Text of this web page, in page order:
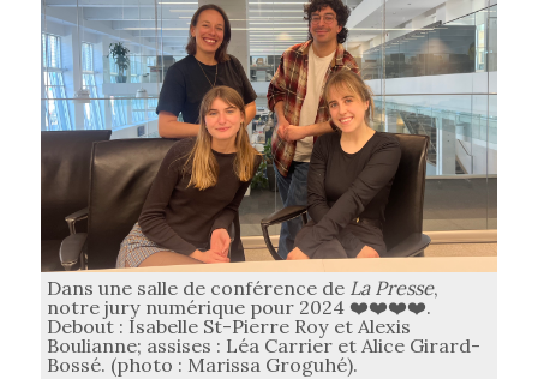
Dans une salle de conférence de La Presse,
notre jury numérique pour 2024 ❤️❤️❤️❤️.
Debout : Isabelle St-Pierre Roy et Alexis
Boulianne; assises : Léa Carrier et Alice Girard-
Bossé. (photo : Marissa Groguhé).